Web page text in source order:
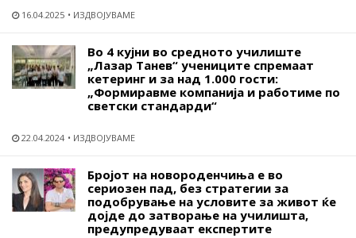
16.04.2025 ИЗДВОЈУВАМЕ
Во 4 кујни во средното училиште
„Лазар Танев“ учениците спремаат
кетеринг и за над 1.000 гости:
„Формиравме компанија и работиме по
светски стандарди“
22.04.2024 ИЗДВОЈУВАМЕ
Бројот на новороденчиња е во
сериозен пад, без стратегии за
подобрување на условите за живот ќе
дојде до затворање на училишта,
предупредуваат експертите